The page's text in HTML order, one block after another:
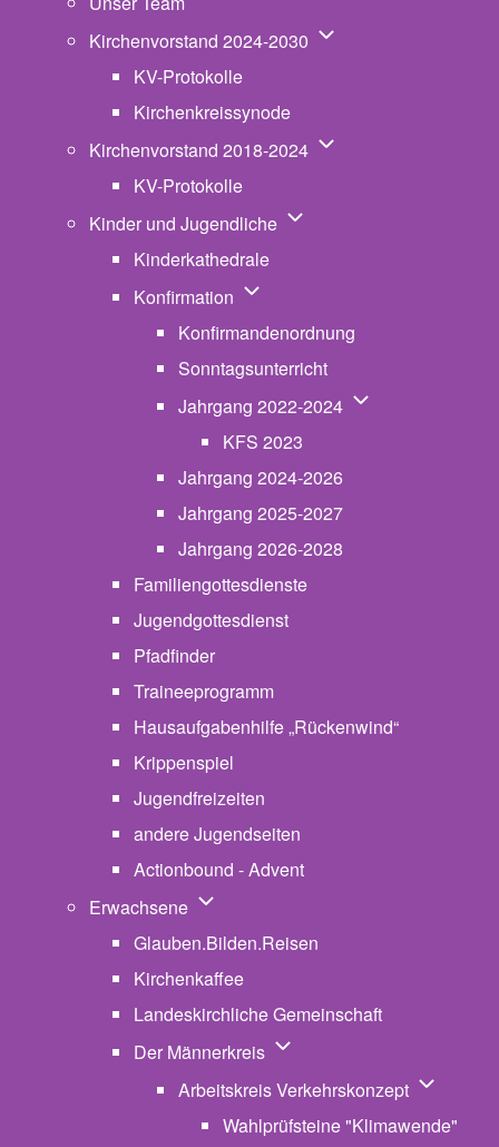
Kirchenvorstand 2024-2030 Unternavigation von
KV-Protokolle
Kirchenkreissynode
Kirchenvorstand 2018-2024 Unternavigation von
KV-Protokolle
Kinder und Jugendliche Unternavigation von
Kinderkathedrale
Konfirmation Unternavigation von
Konfirmandenordnung
Sonntagsunterricht
Jahrgang 2022-2024 Unternavigation
KFS 2023
Jahrgang 2024-2026
Jahrgang 2025-2027
Jahrgang 2026-2028
Familiengottesdienste
Jugendgottesdienst
Pfadfinder
Traineeprogramm
Hausaufgabenhilfe „Rückenwind“
Krippenspiel
Jugendfreizeiten
andere Jugendseiten
Actionbound - Advent
Erwachsene Unternavigation von Erwachsene
Glauben.Bilden.Reisen
Kirchenkaffee
Landeskirchliche Gemeinschaft
Der Männerkreis Unternavigation von Der
Arbeitskreis Verkehrskonzept
Wahlprüfsteine "Klimawende"